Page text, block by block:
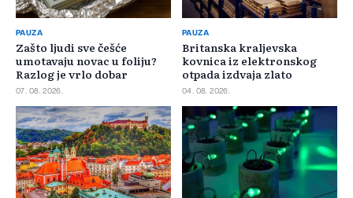
PAUZA
Zašto ljudi sve češće
umotavaju novac u foliju?
Razlog je vrlo dobar
07. 08. 2026.
PAUZA
Britanska kraljevska
kovnica iz elektronskog
otpada izdvaja zlato
04. 08. 2026.